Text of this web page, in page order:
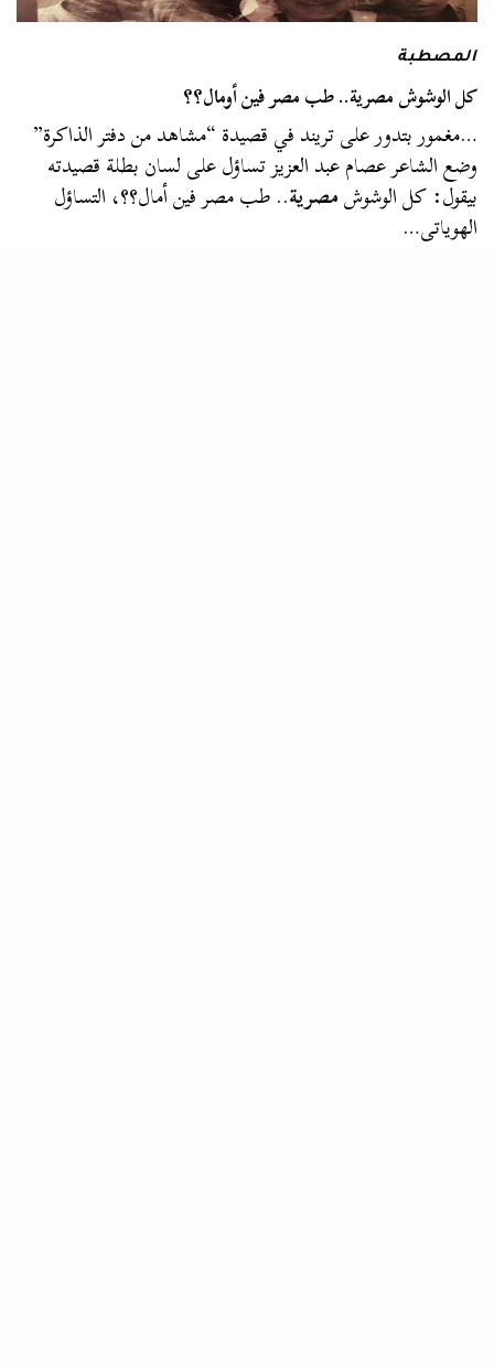
المصطبة
كل الوشوش مصرية.. طب مصر فين أومال؟؟
…مغمور بتدور على تريند في قصيدة “مشاهد من دفتر الذاكرة”
وضع الشاعر عصام عبد العزيز تساؤل على لسان بطلة قصيدته
بيقول: كل الوشوشمصرية.. طب مصر فين أمال؟؟، التساؤل
الهوياتي…